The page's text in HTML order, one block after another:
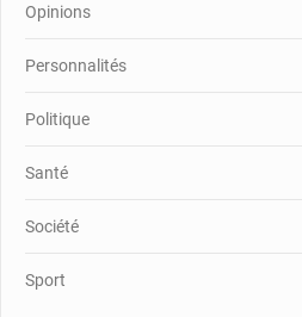
Opinions
Personnalités
Politique
Santé
Société
Sport